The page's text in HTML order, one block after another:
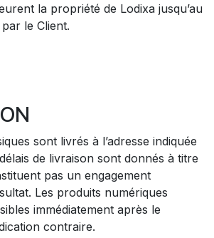
la propriété de Lodixa jusqu’au
le Client.
sont livrés à l’adresse indiquée
de livraison sont donnés à titre
pas un engagement
Les produits numériques
immédiatement après le
contraire.